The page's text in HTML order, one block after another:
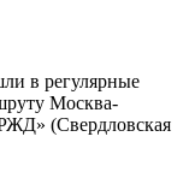
в регулярные
Москва-
(Свердловская